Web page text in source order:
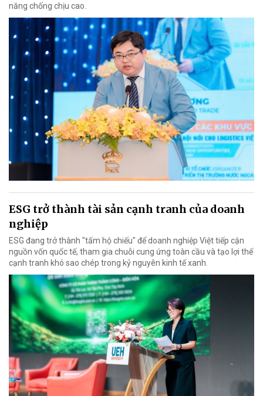
năng chống chịu cao.
ESG trở thành tài sản cạnh tranh của doanh
nghiệp
ESG đang trở thành "tấm hộ chiếu" để doanh nghiệp Việt tiếp cận
nguồn vốn quốc tế, tham gia chuỗi cung ứng toàn cầu và tạo lợi thế
cạnh tranh khó sao chép trong kỷ nguyên kinh tế xanh.